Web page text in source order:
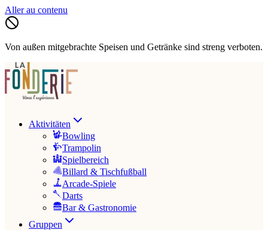
Aller au contenu
Von außen mitgebrachte Speisen und Getränke sind streng verboten.
Aktivitäten
Bowling
Trampolin
Spielbereich
Billard & Tischfußball
Arcade-Spiele
Darts
Bar & Gastronomie
Gruppen